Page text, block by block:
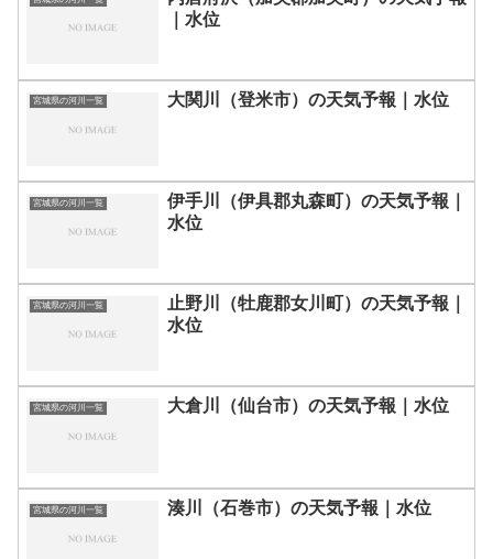
｜水位
宮城県の河川一覧 大関川（登米市）の天気予報｜水位
宮城県の河川一覧
伊手川（伊具郡丸森町）の天気予報｜
水位
宮城県の河川一覧
止野川（牡鹿郡女川町）の天気予報｜
水位
宮城県の河川一覧 大倉川（仙台市）の天気予報｜水位
宮城県の河川一覧 湊川（石巻市）の天気予報｜水位